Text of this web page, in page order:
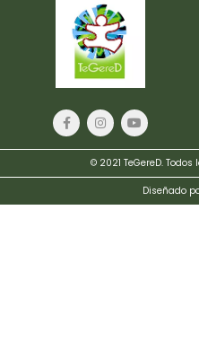
© 2021 TeGereD.
Diseñado